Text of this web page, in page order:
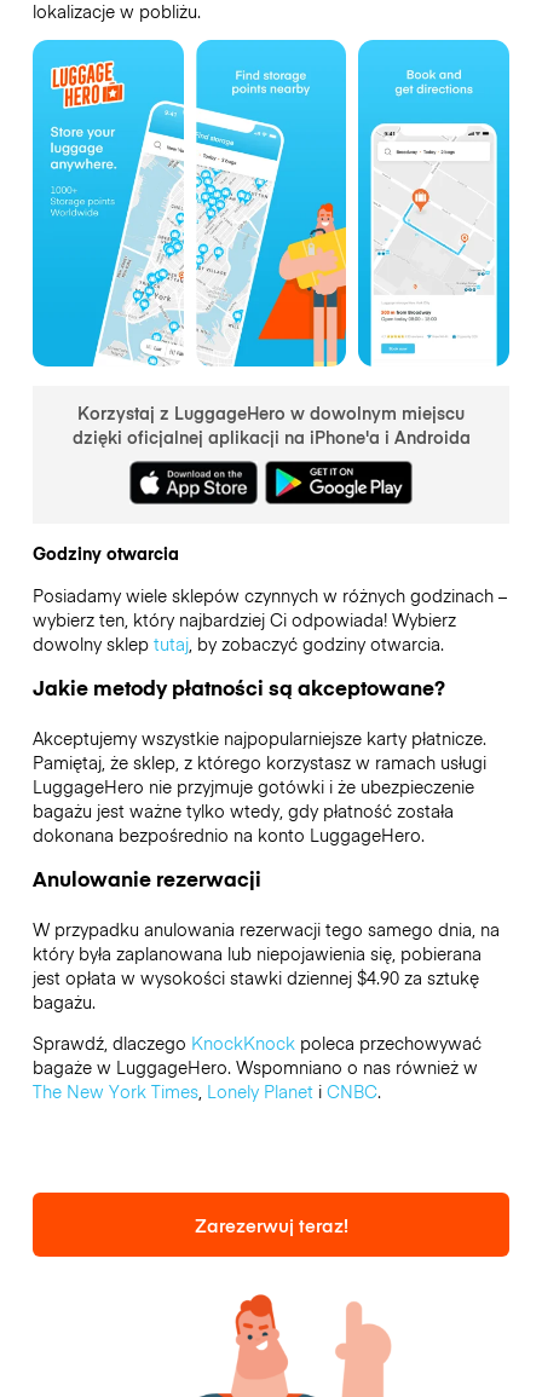
lokalizacje w pobliżu.
Korzystaj z LuggageHero w dowolnym miejscu
dzięki oficjalnej aplikacji na iPhone'a i Androida
Godziny otwarcia
Posiadamy wiele sklepów czynnych w różnych godzinach –
wybierz ten, który najbardziej Ci odpowiada! Wybierz
dowolny sklep tutaj, by zobaczyć godziny otwarcia.
Jakie metody płatności są akceptowane?
Akceptujemy wszystkie najpopularniejsze karty płatnicze.
Pamiętaj, że sklep, z którego korzystasz w ramach usługi
LuggageHero nie przyjmuje gotówki i że ubezpieczenie
bagażu jest ważne tylko wtedy, gdy płatność została
dokonana bezpośrednio na konto LuggageHero.
Anulowanie rezerwacji
W przypadku anulowania rezerwacji tego samego dnia, na
który była zaplanowana lub niepojawienia się, pobierana
jest opłata w wysokości stawki dziennej $4.90 za sztukę
bagażu.
Sprawdź, dlaczego KnockKnockpoleca przechowywać
bagaże w LuggageHero. Wspomniano o nas również w
The New York Times, Lonely Planeti CNBC.
Zarezerwuj teraz!